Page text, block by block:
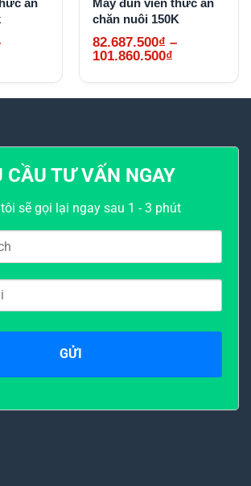
ăn
Máy đùn viên thức ăn
chăn nuôi 150K
82.687.500₫ –
101.860.500₫Khoảng
từ
82.687.500₫
CẦU TƯ VẤN NGAY
sẽ gọi lại ngay sau 1 - 3 phút